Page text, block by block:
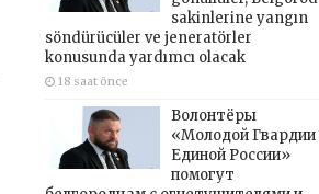
sakinlerine yangın
söndürücüler ve jeneratörler
konusunda yardımcı olacak
18 saat önce
Волонтёры
«Молодой Гвардии
Единой России»
помогут